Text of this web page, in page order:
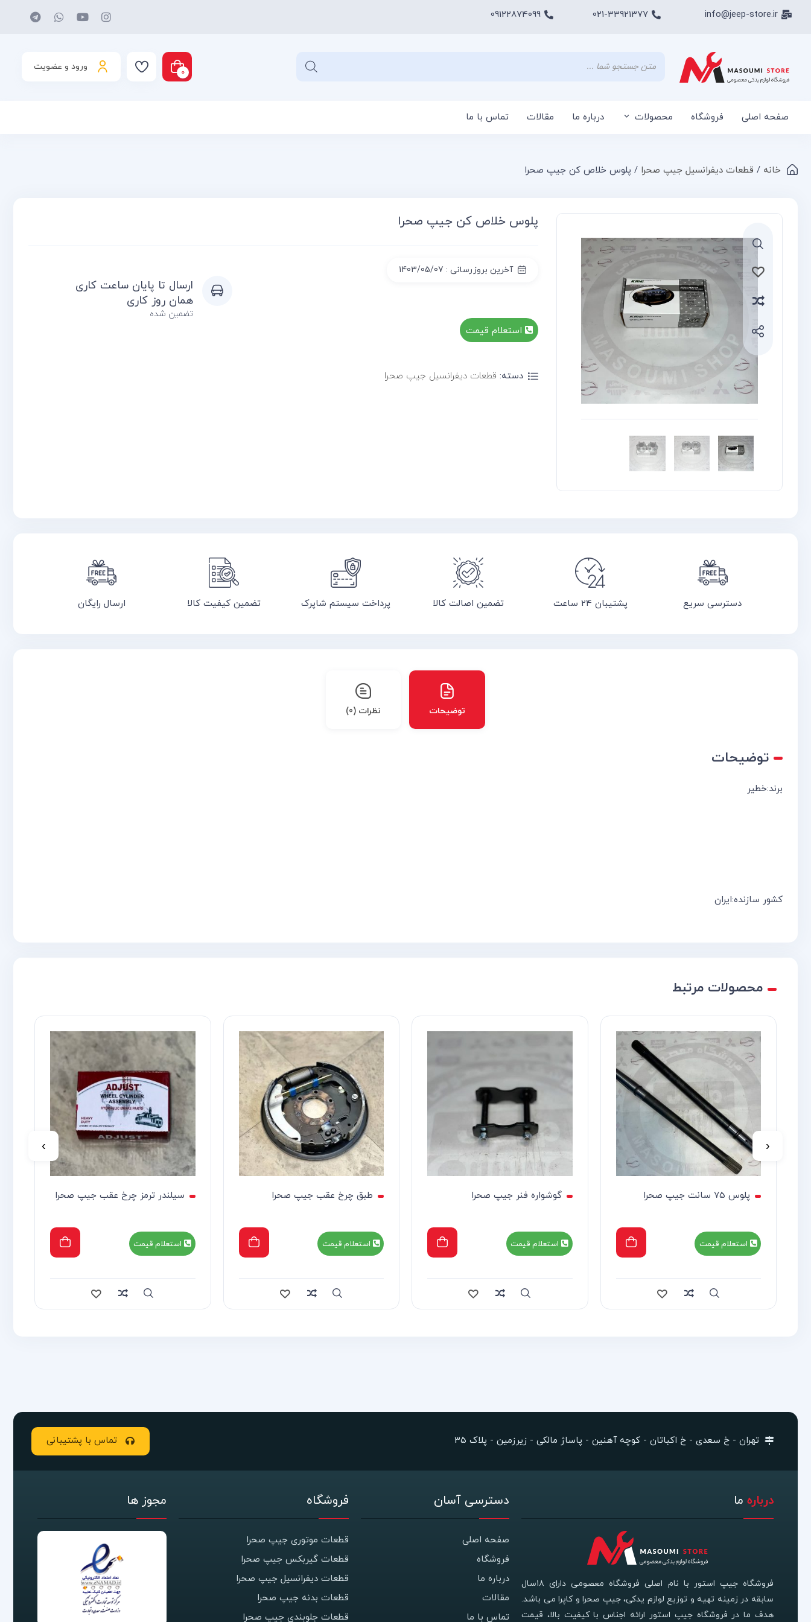
info@jeep-store.ir
021-33921377
09122874099
ورود و عضویت 0
صفحه اصلی فروشگاه محصولات درباره ما مقالات تماس با ما
خانه / قطعات دیفرانسیل جیپ صحرا / پلوس خلاص کن جیپ صحرا
پلوس خلاص کن جیپ صحرا
آخرین بروزرسانی : 1403/05/07
استعلام قیمت
دسته: قطعات دیفرانسیل جیپ صحرا
ارسال تا پایان ساعت کاری
همان روز کاری
تضمین شده
دسترسی سریع پشتیبان 24 ساعت تضمین اصالت کالا پرداخت سیستم شاپرک تضمین کیفیت کالا ارسال رایگان
توضیحات نظرات (0)
توضیحات
برند:خطیر
کشور سازنده:ایران
محصولات مرتبط
پلوس 75 سانت جیپ صحرا
استعلام قیمت
Compare
گوشواره فنر جیپ صحرا
استعلام قیمت
Compare
طبق چرخ عقب جیپ صحرا
استعلام قیمت
Compare
سیلندر ترمز چرخ عقب جیپ صحرا
استعلام قیمت
Compare
‹
›
تهران - خ سعدی - خ اکباتان - کوچه آهنین - پاساژ مالکی - زیرزمین - پلاک 35 تماس با پشتیبانی
درباره ما
فروشگاه جیپ استور با نام اصلی فروشگاه معصومی دارای ۱۸سال
سابقه در زمینه تهیه و توزیع لوازم یدکی، جیپ صحرا و کاپرا می باشد.
هدف ما در فروشگاه جیپ استور ارائه اجناس با کیفیت بالا، قیمت
دسترسی آسان
صفحه اصلی
فروشگاه
درباره ما
مقالات
تماس با ما
فروشگاه
قطعات موتوری جیپ صحرا
قطعات گیربکس جیپ صحرا
قطعات دیفرانسیل جیپ صحرا
قطعات بدنه جیپ صحرا
قطعات جلوبندی جیپ صحرا
مجوز ها